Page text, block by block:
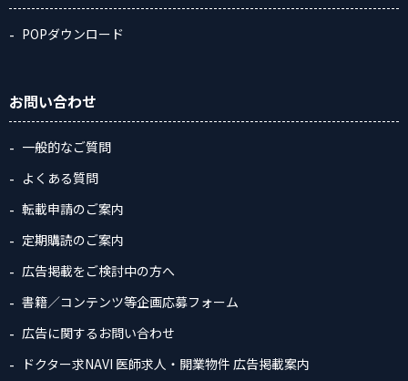
POPダウンロード
お問い合わせ
一般的なご質問
よくある質問
転載申請のご案内
定期購読のご案内
広告掲載をご検討中の方へ
書籍／コンテンツ等企画応募フォーム
広告に関するお問い合わせ
ドクター求NAVI 医師求人・開業物件 広告掲載案内